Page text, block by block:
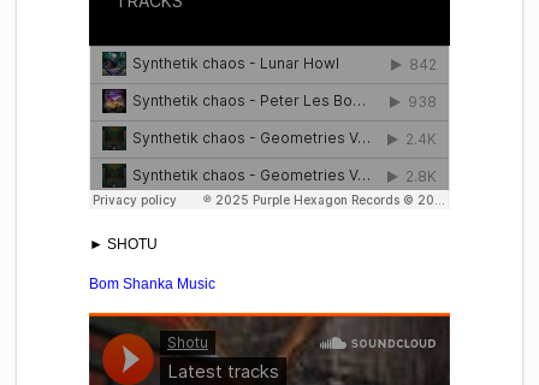
► SHOTU
Bom Shanka Music